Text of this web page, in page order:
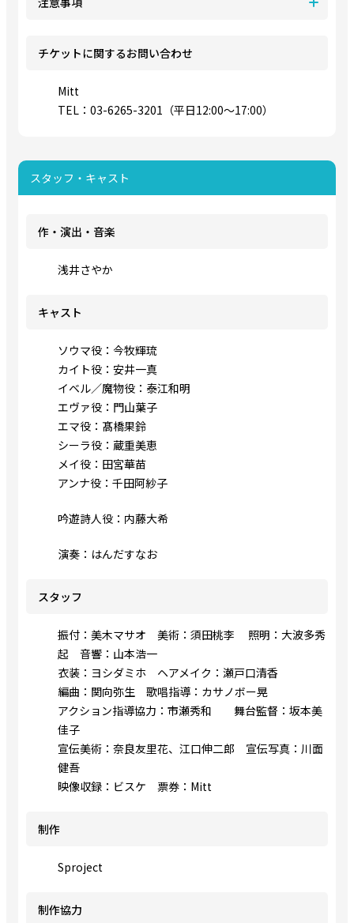
チケットに関するお問い合わせ
Mitt
TEL：03-6265-3201（平日12:00～17:00）
スタッフ・キャスト
作・演出・音楽
浅井さやか
キャスト
ソウマ役：今牧輝琉
カイト役：安井一真
イベル／魔物役：泰江和明
エヴァ役：門山葉子
エマ役：髙橋果鈴
シーラ役：蔵重美恵
メイ役：田宮華苗
アンナ役：千田阿紗子
吟遊詩人役：内藤大希
演奏：はんだすなお
スタッフ
振付：美木マサオ 美術：須田桃李 照明：大波多秀
起 音響：山本浩一
衣装：ヨシダミホ ヘアメイク：瀬戸口清香
編曲：関向弥生 歌唱指導：カサノボー晃
アクション指導協力：市瀬秀和 舞台監督：坂本美
佳子
宣伝美術：奈良友里花、江口伸二郎 宣伝写真：川面
健吾
映像収録：ビスケ 票券：Mitt
制作
Sproject
制作協力